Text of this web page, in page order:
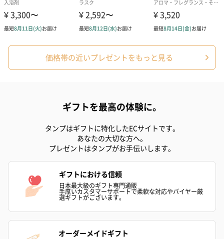
あり（280円）
メッセージカード（通常・写真・グリーティング）
誕生日や結婚祝い・出産祝いなど、様々なシーンのメッセージカ
メッセージカードや封筒のデザインは一部変更する場合がありま
価格帯の近いプレゼントをもっと見る
ギフトを最高の体験に。
タンプはギフトに特化したECサイトです。
あなたの大切な方へ。
プレゼントはタンプがお手伝いします。
ギフトにおける信頼
日本最大級のギフト専門通販
手厚いカスタマーサポートで柔軟な対応やバイヤー厳
選ギフトがございます。
オーダーメイドギフト